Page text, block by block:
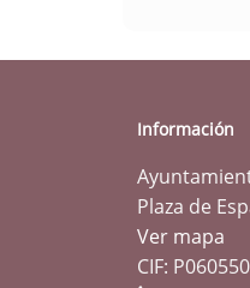
Información
Plaza de
Ver mapa
CIF: